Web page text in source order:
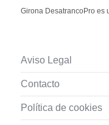
Girona DesatrancoPro es
Aviso Legal
Contacto
Política de cookies